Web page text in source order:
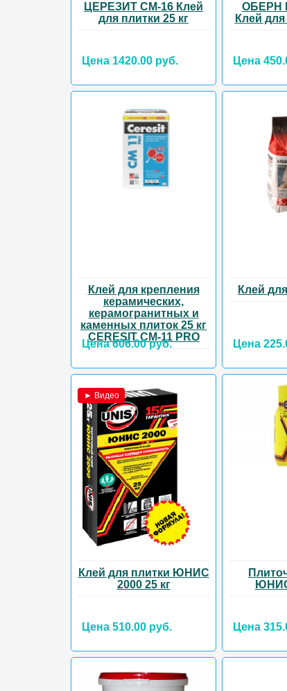
ЦЕРЕЗИТ CM-16 Клей
для плитки 25 кг
Цена 1420.00 руб.
ОБЕРН
Клей для
Цена
Клей для крепления
керамических,
керамогранитных и
каменных плиток 25 кг
CERESIT CM-11 PRO
Цена 606.00 руб.
Клей
Цена
► Видео
Клей для плитки ЮНИС
2000 25 кг
Цена 510.00 руб.
ЮНИС
Цена